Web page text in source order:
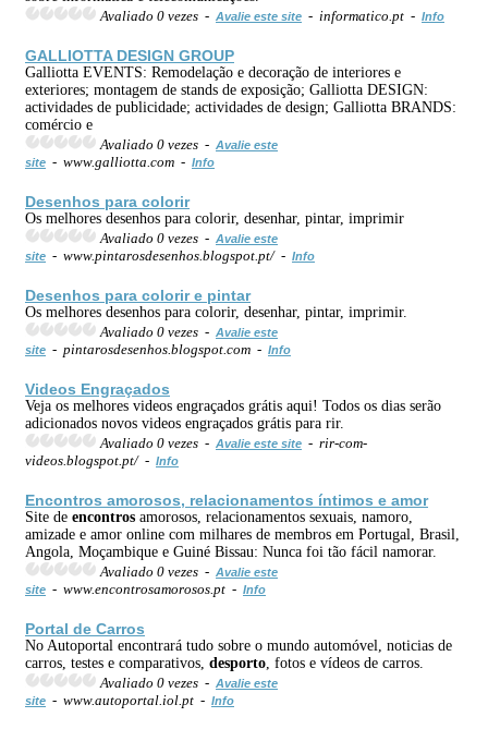
Avaliado 0 vezes - Avalie este site - informatico.pt - Info
GALLIOTTA DESIGN GROUP
Galliotta EVENTS: Remodelação e decoração de interiores e
exteriores; montagem de stands de exposição; Galliotta DESIGN:
actividades de publicidade; actividades de design; Galliotta BRANDS:
comércio e
Avaliado 0 vezes - Avalie este
site - www.galliotta.com - Info
Desenhos para colorir
Os melhores desenhos para colorir, desenhar, pintar, imprimir
Avaliado 0 vezes - Avalie este
site - www.pintarosdesenhos.blogspot.pt/ - Info
Desenhos para colorir e pintar
Os melhores desenhos para colorir, desenhar, pintar, imprimir.
Avaliado 0 vezes - Avalie este
site - pintarosdesenhos.blogspot.com - Info
Videos Engraçados
Veja os melhores videos engraçados grátis aqui! Todos os dias serão
adicionados novos videos engraçados grátis para rir.
Avaliado 0 vezes - Avalie este site - rir-com-
videos.blogspot.pt/ - Info
Encontros amorosos, relacionamentos íntimos e amor
Site de encontros amorosos, relacionamentos sexuais, namoro,
amizade e amor online com milhares de membros em Portugal, Brasil,
Angola, Moçambique e Guiné Bissau: Nunca foi tão fácil namorar.
Avaliado 0 vezes - Avalie este
site - www.encontrosamorosos.pt - Info
Portal de Carros
No Autoportal encontrará tudo sobre o mundo automóvel, noticias de
carros, testes e comparativos, desporto , fotos e vídeos de carros.
Avaliado 0 vezes - Avalie este
site - www.autoportal.iol.pt - Info